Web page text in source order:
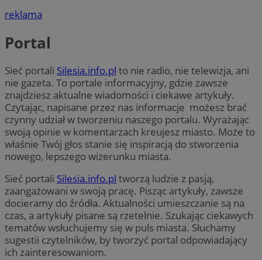
reklama
Portal
Sieć portali Silesia.info.pl to nie radio, nie telewizja, ani
nie gazeta. To portale informacyjny, gdzie zawsze
znajdziesz aktualne wiadomości i ciekawe artykuły.
Czytając, napisane przez nas informacje możesz brać
czynny udział w tworzeniu naszego portalu. Wyrażając
swoją opinie w komentarzach kreujesz miasto. Może to
właśnie Twój głos stanie się inspiracją do stworzenia
nowego, lepszego wizerunku miasta.
Sieć portali Silesia.info.pl tworzą ludzie z pasją,
zaangażowani w swoją pracę. Pisząc artykuły, zawsze
docieramy do źródła. Aktualności umieszczanie są na
czas, a artykuły pisane są rzetelnie. Szukając ciekawych
tematów wsłuchujemy się w puls miasta. Słuchamy
sugestii czytelników, by tworzyć portal odpowiadający
ich zainteresowaniom.